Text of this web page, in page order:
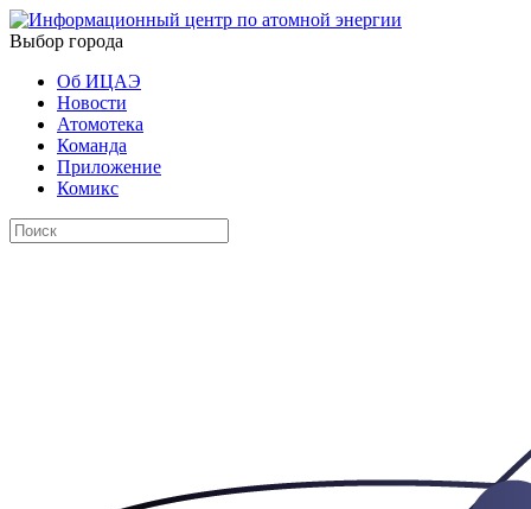
Выбор города
Об ИЦАЭ
Новости
Атомотека
Команда
Приложение
Комикс